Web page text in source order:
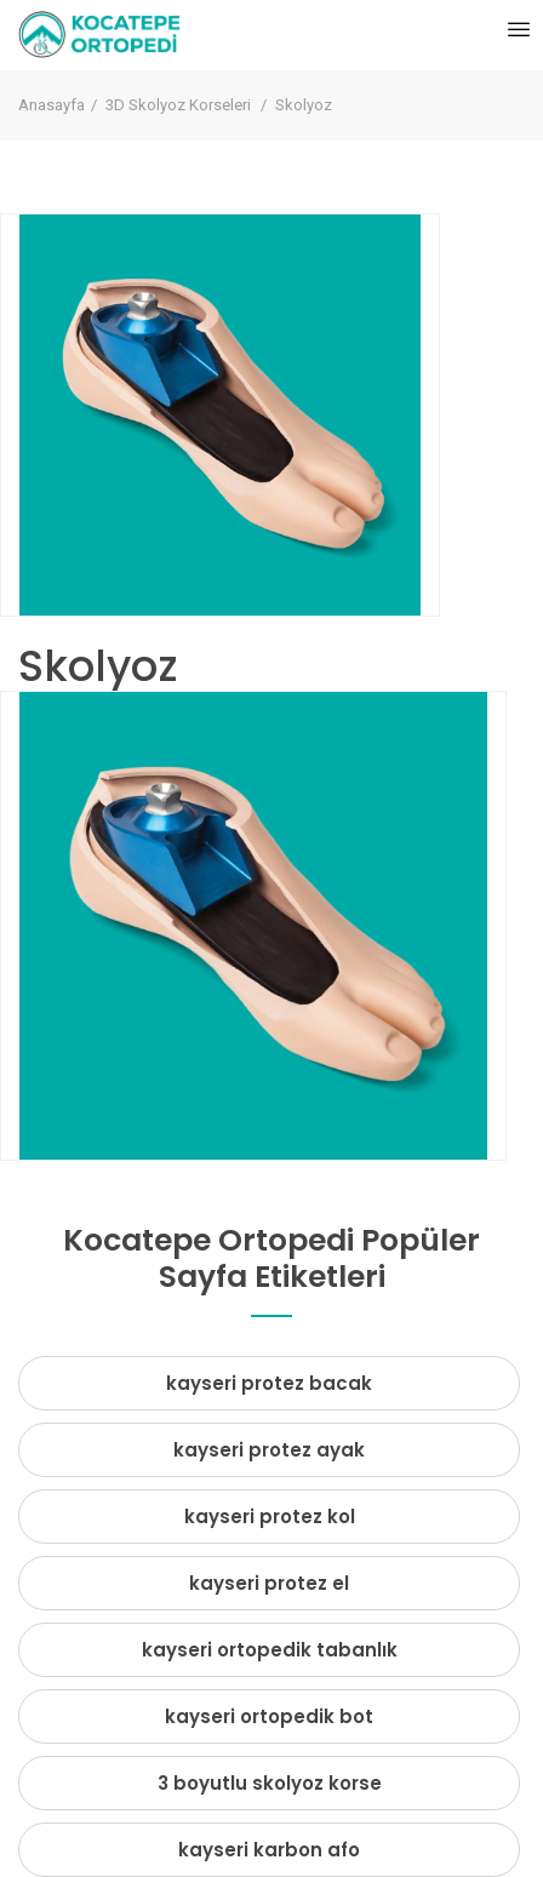
Anasayfa 3D Skolyoz Korseleri Skolyoz
Skolyoz
Kocatepe Ortopedi Popüler
Sayfa Etiketleri
kayseri protez bacak
kayseri protez ayak
kayseri protez kol
kayseri protez el
kayseri ortopedik tabanlık
kayseri ortopedik bot
3 boyutlu skolyoz korse
kayseri karbon afo